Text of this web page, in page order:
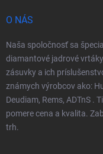
O NÁS
Naša spoločnosť sa
diamantové jadrové
zásuvky a ich
známych výrobcov ako:
Deudiam, Rems, ADTnS .
pomere cena a kvalita.
trh.